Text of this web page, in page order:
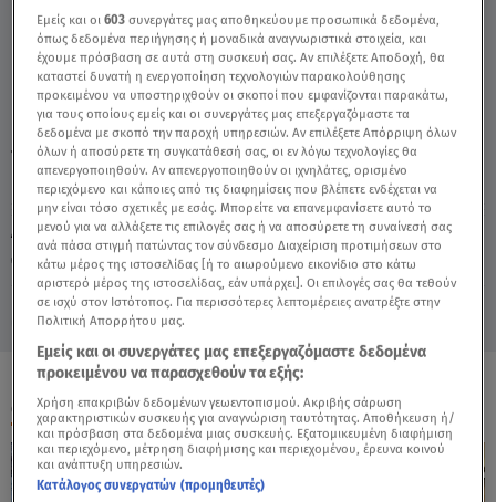
Δευτέρα 10 Αυγούστου 2026
17.11.21, 23:11 ΕΛΛΑΔΑ
TAGS: ΚΟΡΩΝΟΪΟΣ ΚΟΡΟΝΟΪΟΣ
ΟΛΑ ΤΑ ΒΙΝΤΕΟ
Εμείς και οι603 συνεργάτες μας αποθηκεύουμε προσωπικά δεδομένα,
όπως δεδομένα περιήγησης ή μοναδικά αναγνωριστικά στοιχεία, και
έχουμε πρόσβαση σε αυτά στη συσκευή σας. Αν επιλέξετε Αποδοχή, θα
καταστεί δυνατή η ενεργοποίηση τεχνολογιών παρακολούθησης
προκειμένου να υποστηριχθούν οι σκοποί που εμφανίζονται παρακάτω,
για τους οποίους εμείς και οι συνεργάτες μας επεξεργαζόμαστε τα
δεδομένα με σκοπό την παροχή υπηρεσιών. Αν επιλέξετε Απόρριψη όλων
όλων ή αποσύρετε τη συγκατάθεσή σας, οι εν λόγω τεχνολογίες θα
απενεργοποιηθούν. Αν απενεργοποιηθούν οι ιχνηλάτες, ορισμένο
περιεχόμενο και κάποιες από τις διαφημίσεις που βλέπετε ενδέχεται να
μην είναι τόσο σχετικές με εσάς. Μπορείτε να επανεμφανίσετε αυτό το
μενού για να αλλάξετε τις επιλογές σας ή να αποσύρετε τη συναίνεσή σας
ανά πάσα στιγμή πατώντας τον σύνδεσμο Διαχείριση προτιμήσεων στο
κάτω μέρος της ιστοσελίδας [ή το αιωρούμενο εικονίδιο στο κάτω
αριστερό μέρος της ιστοσελίδας, εάν υπάρχει]. Οι επιλογές σας θα τεθούν
σε ισχύ στον Ιστότοπος. Για περισσότερες λεπτομέρειες ανατρέξτε στην
Πολιτική Απορρήτου μας.
Εμείς και οι συνεργάτες μας επεξεργαζόμαστε δεδομένα
προκειμένου να παρασχεθούν τα εξής:
Χρήση επακριβών δεδομένων γεωεντοπισμού. Ακριβής σάρωση
χαρακτηριστικών συσκευής για αναγνώριση ταυτότητας. Αποθήκευση ή/
και πρόσβαση στα δεδομένα μιας συσκευής. Εξατομικευμένη διαφήμιση
και περιεχόμενο, μέτρηση διαφήμισης και περιεχομένου, έρευνα κοινού
και ανάπτυξη υπηρεσιών.
Κατάλογος συνεργατών (προμηθευτές)